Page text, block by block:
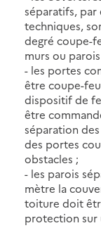
séparatifs, par
techniques,
degré coupe-
murs ou
- les portes
être coupe-
dispositif de
être
séparation
des portes
obstacles ;
- les parois
mètre la
toiture doit
protection sur